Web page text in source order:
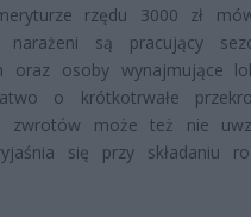
rzędu 3000 zł
narażeni są pracujący
oraz osoby wynajmujące
o krótkotrwałe
zwrotów może też nie
się przy składaniu